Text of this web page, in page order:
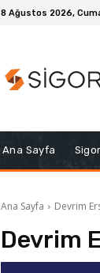
8 Ağustos 2026,
Ana Sayfa
Ana Sayfa Devrim
Devrim